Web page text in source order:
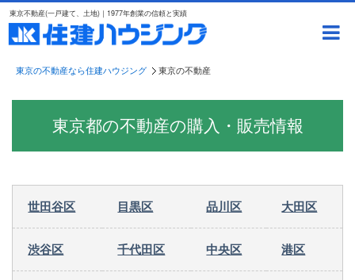
東京不動産(一戸建て、土地)｜1977年創業の信頼と実績
東京の不動産なら住建ハウジング 東京の不動産
東京都の不動産の購入・販売情報
世田谷区 目黒区 品川区 大田区
渋谷区 千代田区 中央区 港区